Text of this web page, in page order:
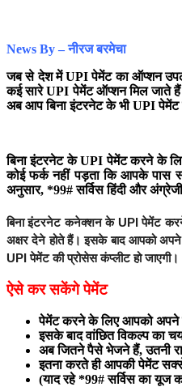
News By – नीरज बरमेचा
जब से देश में UPI पेमेंट का ऑप्शन
कई सारे UPI पेमेंट ऑप्शन मिल जाते
अब आप बिना इंटरनेट के भी UPI
बिना इंटरनेट के UPI पेमेंट करने के
कोई फर्क नहीं पड़ता कि आपके पास
अनुसार, *99# सर्विस हिंदी और
बिना इंटरनेट कनेक्शन के UPI पेमेंट
अक्षर देने होते हैं। इसके बाद आपको
UPI पेमेंट की प्रोसेस कंप्लीट हो जाएगी।
ऐसे कर सकेंगे पेमेंट
पेमेंट करने के लिए आपको अपने
इसके बाद वांछित विकल्प का
अब जितने पैसे भेजने हैं, उतनी
इतना करते ही आपकी पेमेंट
(याद रहे *99# सर्विस का